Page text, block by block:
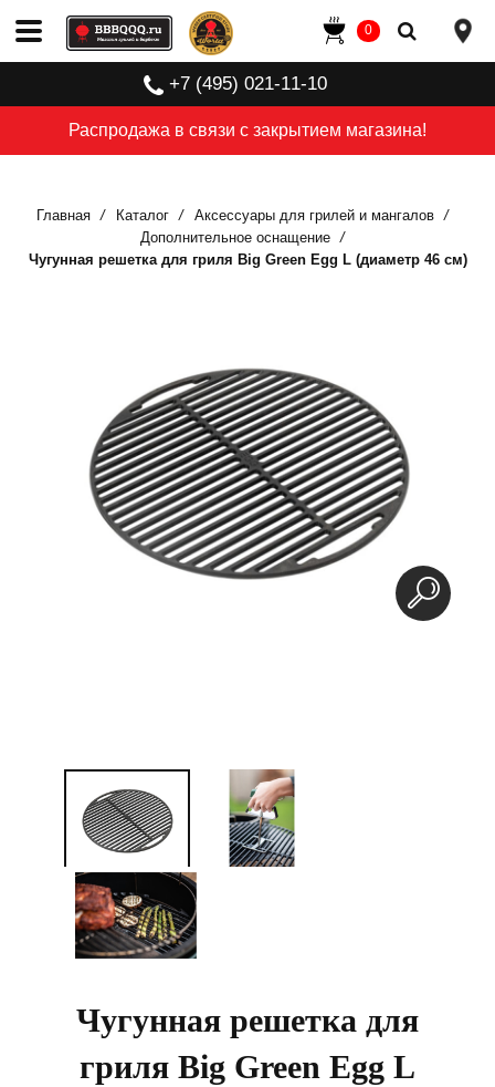
Распродажа в связи с закрытием магазина!
+7 (495) 021-11-10
0
Главная Каталог
Аксессуары для грилей и мангалов
Дополнительное оснащение
Чугунная решетка для гриля Big Green Egg L (диаметр 46 см)
Чугунная решетка для
гриля Big Green Egg L